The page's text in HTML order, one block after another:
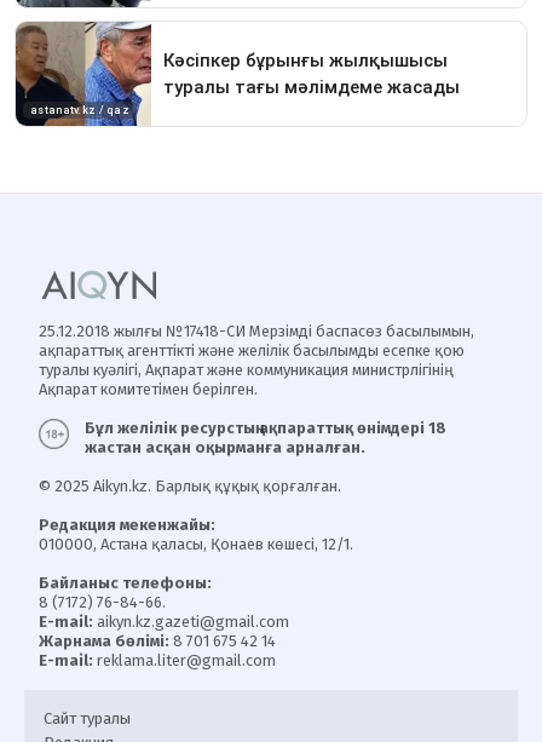
25.12.2018 жылғы №17418-СИ Мерзімді баспасөз басылымын,
ақпараттық агенттікті және желілік басылымды есепке қою
туралы куәлігі, Ақпарат және коммуникация министрлігінің
Ақпарат комитетімен берілген.
Бұл желілік ресурстың ақпараттық өнімдері 18
жастан асқан оқырманға арналған.
© 2025 Aikyn.kz. Барлық құқық қорғалған.
Редакция мекенжайы:
010000, Астана қаласы, Қонаев көшесі, 12/1.
Байланыс телефоны:
8 (7172) 76-84-66.
E-mail: aikyn.kz.gazeti@gmail.com
Жарнама бөлімі: 8 701 675 42 14
E-mail: reklama.liter@gmail.com
Сайт туралы